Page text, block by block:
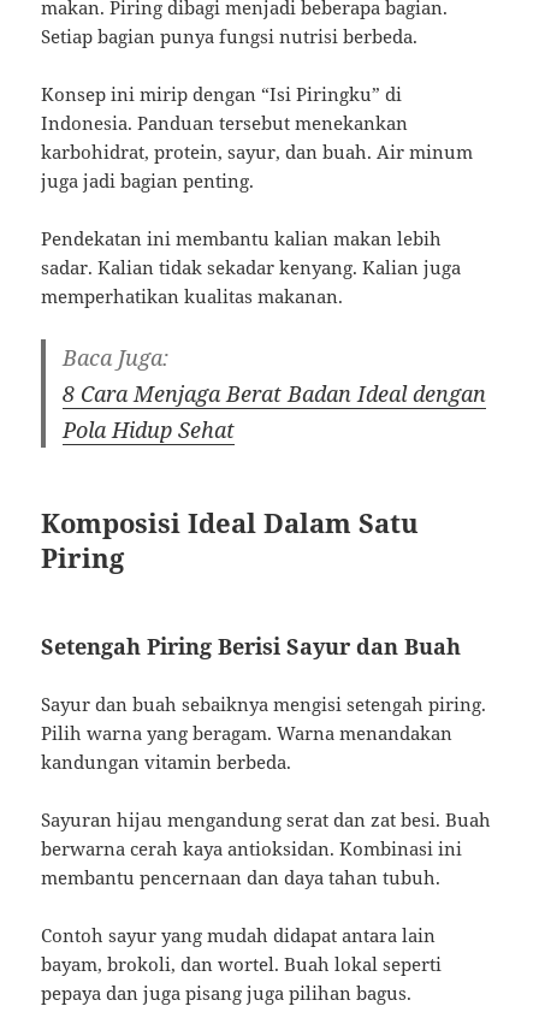
makan. Piring dibagi menjadi beberapa bagian.
Setiap bagian punya fungsi nutrisi berbeda.
Konsep ini mirip dengan “Isi Piringku” di
Indonesia. Panduan tersebut menekankan
karbohidrat, protein, sayur, dan buah. Air minum
juga jadi bagian penting.
Pendekatan ini membantu kalian makan lebih
sadar. Kalian tidak sekadar kenyang. Kalian juga
memperhatikan kualitas makanan.
Baca Juga:
8 Cara Menjaga Berat Badan Ideal dengan
Pola Hidup Sehat
Komposisi Ideal Dalam Satu
Piring
Setengah Piring Berisi Sayur dan Buah
Sayur dan buah sebaiknya mengisi setengah piring.
Pilih warna yang beragam. Warna menandakan
kandungan vitamin berbeda.
Sayuran hijau mengandung serat dan zat besi. Buah
berwarna cerah kaya antioksidan. Kombinasi ini
membantu pencernaan dan daya tahan tubuh.
Contoh sayur yang mudah didapat antara lain
bayam, brokoli, dan wortel. Buah lokal seperti
pepaya dan juga pisang juga pilihan bagus.